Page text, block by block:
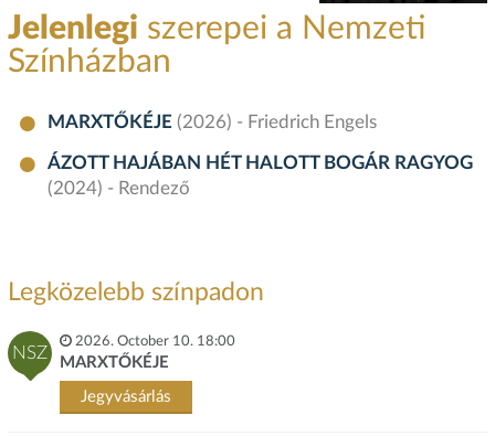
Jelenlegi szerepei a Nemzeti
Színházban
MARXTŐKÉJE (2026) - Friedrich Engels
ÁZOTT HAJÁBAN HÉT HALOTT BOGÁR RAGYOG
(2024) - Rendező
Legközelebb színpadon
NSZ
2026. October 10. 18:00
MARXTŐKÉJE
Jegyvásárlás